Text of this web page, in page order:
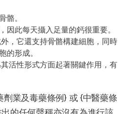
骼。
因此每天攝入足量的鈣很重要。
，它還支持骨骼構建細胞，同時
的形成。
活性形式方面起著關鍵作用，有
劑業及毒藥條例} 或 {中醫藥條